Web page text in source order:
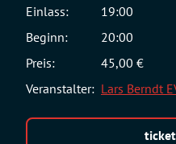
Einlass:
19:00
Beginn:
20:00
Preis:
45,00 €
Veranstalter: Lars Berndt